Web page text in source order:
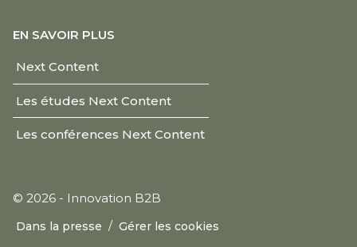
EN SAVOIR PLUS
Next Content
Les études Next Content
Les conférences Next Content
© 2026 - Innovation B2B
Dans la presse / Gérer les cookies